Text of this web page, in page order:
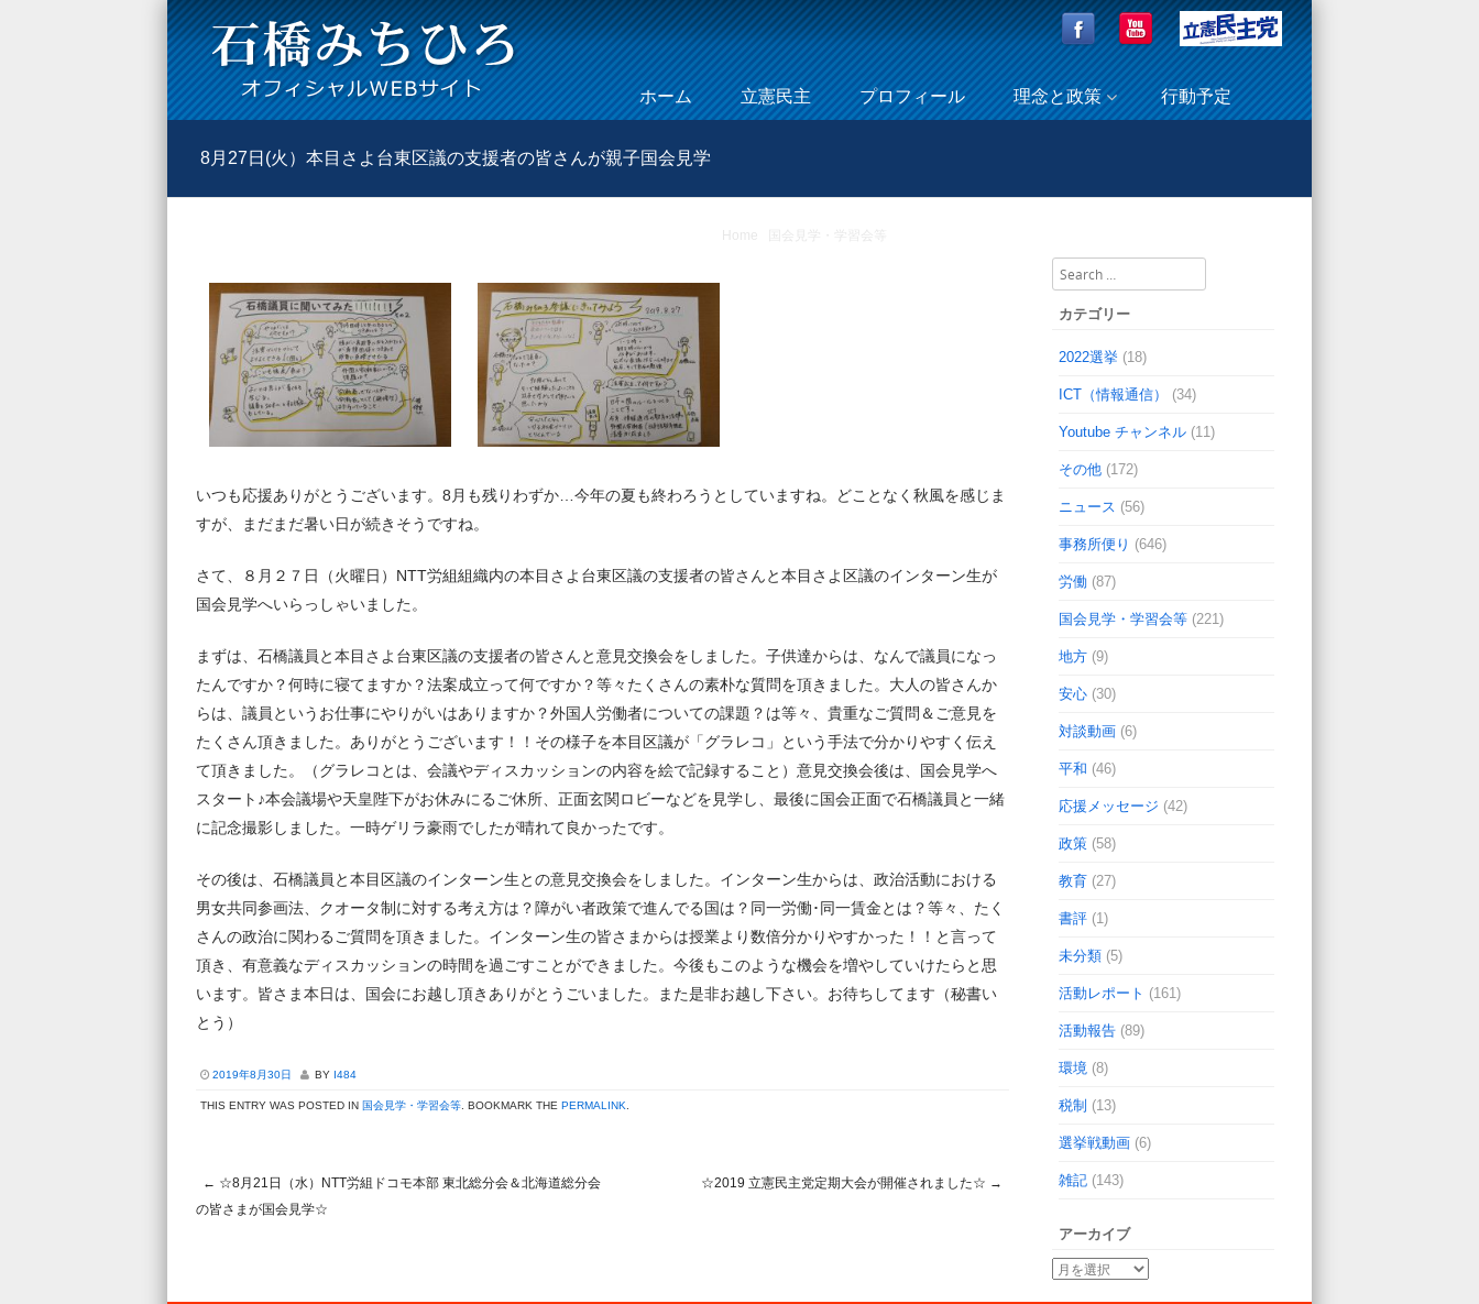
Menu
Skip to content
ホーム 立憲民主 プロフィール 理念と政策 行動予定
8月27日(火）本目さよ台東区議の支援者の皆さんが親子国会見学
Home 国会見学・学習会等
いつも応援ありがとうございます。8月も残りわずか…今年の夏も終わろうとしていますね。どことなく秋風を感じま
すが、まだまだ暑い日が続きそうですね。
さて、８月２７日（火曜日）NTT労組組織内の本目さよ台東区議の支援者の皆さんと本目さよ区議のインターン生が
国会見学へいらっしゃいました。
まずは、石橋議員と本目さよ台東区議の支援者の皆さんと意見交換会をしました。子供達からは、なんで議員になっ
たんですか？何時に寝てますか？法案成立って何ですか？等々たくさんの素朴な質問を頂きました。大人の皆さんか
らは、議員というお仕事にやりがいはありますか？外国人労働者についての課題？は等々、貴重なご質問＆ご意見を
たくさん頂きました。ありがとうございます！！その様子を本目区議が「グラレコ」という手法で分かりやすく伝え
て頂きました。（グラレコとは、会議やディスカッションの内容を絵で記録すること）意見交換会後は、国会見学へ
スタート♪本会議場や天皇陛下がお休みにるご休所、正面玄関ロビーなどを見学し、最後に国会正面で石橋議員と一緒
に記念撮影しました。一時ゲリラ豪雨でしたが晴れて良かったです。
その後は、石橋議員と本目区議のインターン生との意見交換会をしました。インターン生からは、政治活動における
男女共同参画法、クオータ制に対する考え方は？障がい者政策で進んでる国は？同一労働･同一賃金とは？等々、たく
さんの政治に関わるご質問を頂きました。インターン生の皆さまからは授業より数倍分かりやすかった！！と言って
頂き、有意義なディスカッションの時間を過ごすことができました。今後もこのような機会を増やしていけたらと思
います。皆さま本日は、国会にお越し頂きありがとうごいました。また是非お越し下さい。お待ちしてます（秘書い
とう）
2019年8月30日 BY I484
THIS ENTRY WAS POSTED IN 国会見学・学習会等. BOOKMARK THE PERMALINK.
Post navigation
← ☆8月21日（水）NTT労組ドコモ本部 東北総分会＆北海道総分会
の皆さまが国会見学☆
☆2019 立憲民主党定期大会が開催されました☆ →
Search
カテゴリー
2022選挙 (18)
ICT（情報通信） (34)
Youtube チャンネル (11)
その他 (172)
ニュース (56)
事務所便り (646)
労働 (87)
国会見学・学習会等 (221)
地方 (9)
安心 (30)
対談動画 (6)
平和 (46)
応援メッセージ (42)
政策 (58)
教育 (27)
書評 (1)
未分類 (5)
活動レポート (161)
活動報告 (89)
環境 (8)
税制 (13)
選挙戦動画 (6)
雑記 (143)
アーカイブ